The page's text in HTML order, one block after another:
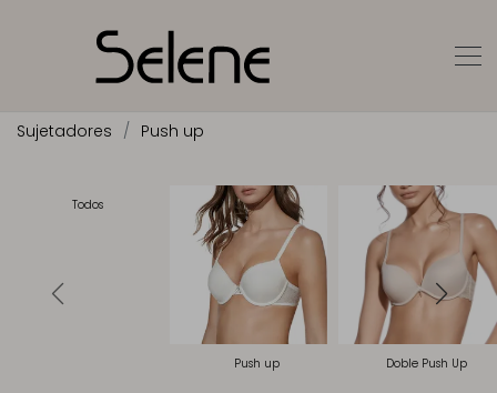
Sujetadores Push up
Todos
Push up Doble Push Up